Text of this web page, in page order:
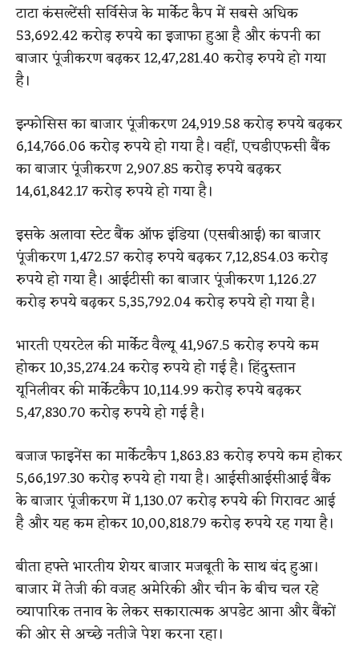
टाटा कंसल्टेंसी सर्विसेज के मार्केट कैप में सबसे अधिक
53,692.42 करोड़ रुपये का इजाफा हुआ है और कंपनी का
बाजार पूंजीकरण बढ़कर 12,47,281.40 करोड़ रुपये हो गया
है।
इन्फोसिस का बाजार पूंजीकरण 24,919.58 करोड़ रुपये बढ़कर
6,14,766.06 करोड़ रुपये हो गया है। वहीं, एचडीएफसी बैंक
का बाजार पूंजीकरण 2,907.85 करोड़ रुपये बढ़कर
14,61,842.17 करोड़ रुपये हो गया है।
इसके अलावा स्टेट बैंक ऑफ इंडिया (एसबीआई) का बाजार
पूंजीकरण 1,472.57 करोड़ रुपये बढ़कर 7,12,854.03 करोड़
रुपये हो गया है। आईटीसी का बाजार पूंजीकरण 1,126.27
करोड़ रुपये बढ़कर 5,35,792.04 करोड़ रुपये हो गया है।
भारती एयरटेल की मार्केट वैल्यू 41,967.5 करोड़ रुपये कम
होकर 10,35,274.24 करोड़ रुपये हो गई है। हिंदुस्तान
यूनिलीवर की मार्केटकैप 10,114.99 करोड़ रुपये बढ़कर
5,47,830.70 करोड़ रुपये हो गई है।
बजाज फाइनेंस का मार्केटकैप 1,863.83 करोड़ रुपये कम होकर
5,66,197.30 करोड़ रुपये हो गया है। आईसीआईसीआई बैंक
के बाजार पूंजीकरण में 1,130.07 करोड़ रुपये की गिरावट आई
है और यह कम होकर 10,00,818.79 करोड़ रुपये रह गया है।
बीता हफ्ते भारतीय शेयर बाजार मजबूती के साथ बंद हुआ।
बाजार में तेजी की वजह अमेरिकी और चीन के बीच चल रहे
व्यापारिक तनाव के लेकर सकारात्मक अपडेट आना और बैंकों
की ओर से अच्छे नतीजे पेश करना रहा।